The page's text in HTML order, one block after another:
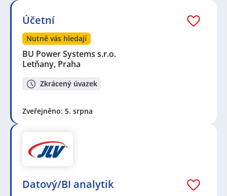
Účetní
Nutně vás hledají
BU Power Systems s.r.o.
Letňany, Praha
Zkrácený úvazek
Zveřejněno: 5. srpna
Datový/BI analytik